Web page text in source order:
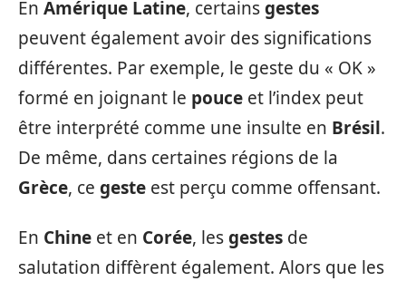
En Amérique Latine, certainsgestes
peuvent également avoir des significations
différentes. Par exemple, le geste du « OK »
formé en joignant le pouce et l’index peut
être interprété comme une insulte en Brésil.
De même, dans certaines régions de la
Grèce, ce geste est perçu comme offensant.
En Chine et en Corée, lesgestes de
salutation diffèrent également. Alors que les